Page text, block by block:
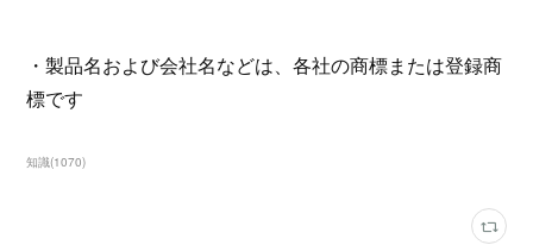
・製品名および会社名などは、各社の商標または登録商
標です
知識(1070)